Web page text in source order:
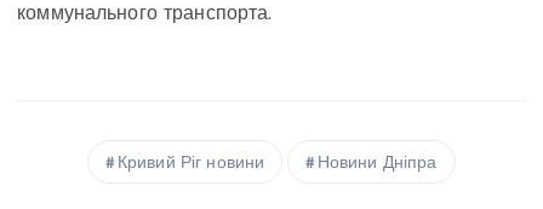
коммунального транспорта.
Кривий Ріг новини Новини Дніпра